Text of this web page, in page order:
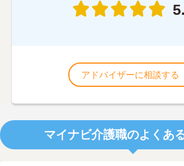
アドバイザーに相談する
マイナビ介護職のよくあ